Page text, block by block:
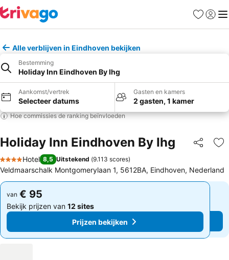
Favorieten
Alle verblijven in Eindhoven bekijken
Bestemming
Holiday Inn Eindhoven By Ihg
Aankomst/vertrek
Selecteer datums
Gasten en kamers
2 gasten, 1 kamer
Hoe commissies de ranking beïnvloeden
Holiday Inn Eindhoven By Ihg Delen
4 Sterren
Hotel 8,5 Uitstekend (9.113 scores)
Veldmaarschalk Montgomerylaan 1, 5612BA, Eindhoven, Nederland
van € 95
Bekijk prijzen van 12 sites
Prijzen bekijken
van € 95
Bekijk prijzen van 12 sites
Prijzen bekijken